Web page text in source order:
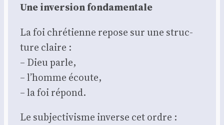
Une inver­sion fon­da­men­tale
La foi chré­tienne repose sur une struc­
ture claire :
– Dieu parle,
– l’homme écoute,
– la foi répond.
Le sub­jec­ti­visme inverse cet ordre :